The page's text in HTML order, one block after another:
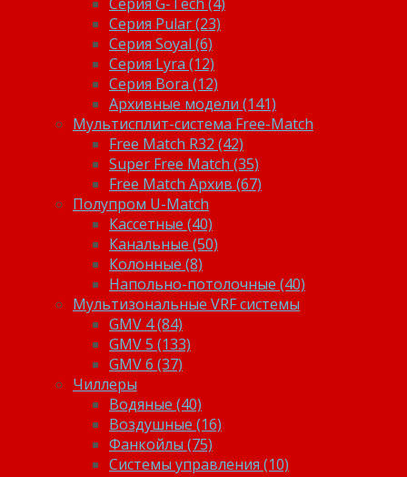
Серия Pular (23)
Cерия Soyal (6)
Серия Lyra (12)
Серия Bora (12)
Архивные модели (141)
Мультисплит-система Free-Match
Free Match R32 (42)
Super Free Match (35)
Free Match Архив (67)
Полупром U-Match
Кассетные (40)
Канальные (50)
Колонные (8)
Напольно-потолочные (40)
Мультизональные VRF системы
GMV 4 (84)
GMV 5 (133)
GMV 6 (37)
Чиллеры
Водяные (40)
Воздушные (16)
Фанкойлы (75)
Системы управления (10)